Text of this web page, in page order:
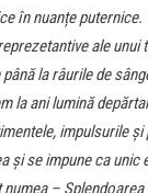
în nuanțe
ale unui
la râurile de
la ani lumină
impulsurile
și se impune ca
– Splendoarea